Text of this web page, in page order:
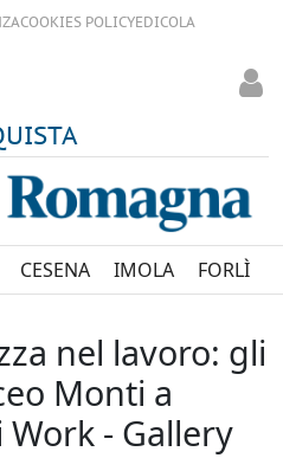
COOKIES POLICYEDICOLA
CESENA IMOLA FORLÌ
nel lavoro: gli
Monti a
- Gallery